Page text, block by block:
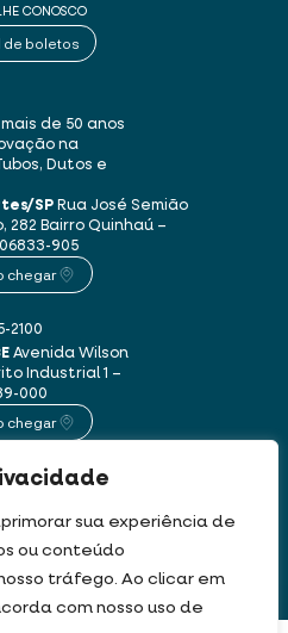
sua experiência de
ou conteúdo
tráfego. Ao clicar em
com nosso uso de
CONOSCO
de boletos
de 50 anos
na
Dutos e
SPRua José Semião
282 Bairro Quinhaú –
905
chegar
2100
Avenida Wilson
Industrial 1 –
000
chegar
1235
de acordo com os nossosTermos de Uso e